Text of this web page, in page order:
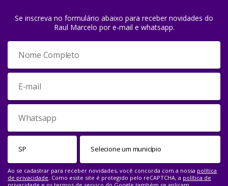
Se inscreva no formulário abaixo para receber novidades do
Raul Marcelo por e-mail e whatsapp.
Ao se cadastrar para receber novidades, você concorda com a nossa política
de privacidade. Como esste site é protegido pelo reCAPTCHA, a política de